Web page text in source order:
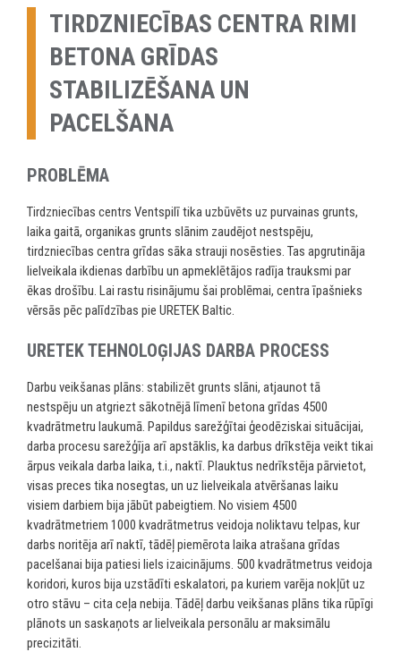
TIRDZNIECĪBAS CENTRA RIMI
BETONA GRĪDAS
STABILIZĒŠANA UN
PACELŠANA
PROBLĒMA
Tirdzniecības centrs Ventspilī tika uzbūvēts uz purvainas grunts,
laika gaitā, organikas grunts slānim zaudējot nestspēju,
tirdzniecības centra grīdas sāka strauji nosēsties. Tas apgrutināja
lielveikala ikdienas darbību un apmeklētājos radīja trauksmi par
ēkas drošību. Lai rastu risinājumu šai problēmai, centra īpašnieks
vērsās pēc palīdzības pie URETEK Baltic.
URETEK TEHNOLOĢIJAS DARBA PROCESS
Darbu veikšanas plāns: stabilizēt grunts slāni, atjaunot tā
nestspēju un atgriezt sākotnējā līmenī betona grīdas 4500
kvadrātmetru laukumā. Papildus sarežģītai ģeodēziskai situācijai,
darba procesu sarežģīja arī apstāklis, ka darbus drīkstēja veikt tikai
ārpus veikala darba laika, t.i., naktī. Plauktus nedrīkstēja pārvietot,
visas preces tika nosegtas, un uz lielveikala atvēršanas laiku
visiem darbiem bija jābūt pabeigtiem. No visiem 4500
kvadrātmetriem 1000 kvadrātmetrus veidoja noliktavu telpas, kur
darbs noritēja arī naktī, tādēļ piemērota laika atrašana grīdas
pacelšanai bija patiesi liels izaicinājums. 500 kvadrātmetrus veidoja
koridori, kuros bija uzstādīti eskalatori, pa kuriem varēja nokļūt uz
otro stāvu – cita ceļa nebija. Tādēļ darbu veikšanas plāns tika rūpīgi
plānots un saskaņots ar lielveikala personālu ar maksimālu
precizitāti.